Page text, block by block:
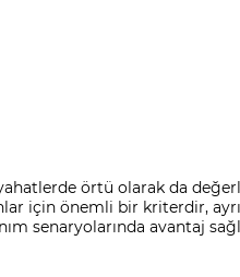
örtü olarak da
için önemli bir kriterdir,
senaryolarında avantaj